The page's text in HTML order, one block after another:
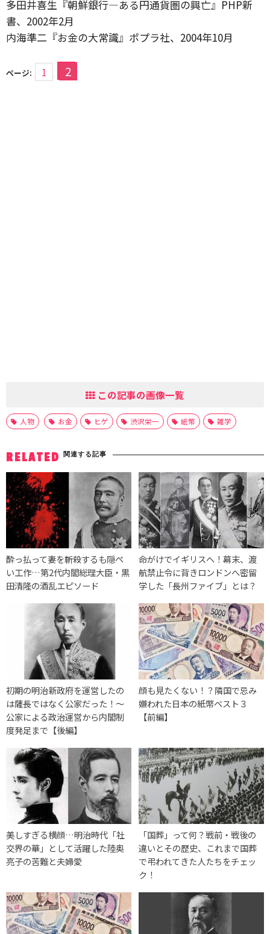
多田井喜生『朝鮮銀行―ある円通貨圏の興亡』PHP新
書、2002年2月
内海準二『お金の大常識』ポプラ社、2004年10月
ページ: 1 2
この記事の画像一覧
人物 お金 ヒゲ 渋沢栄一 紙幣 雑学
RELATED 関連する記事
酔っ払って妻を斬殺するも隠ぺ
い工作…第2代内閣総理大臣・黒
田清隆の酒乱エピソード
命がけでイギリスへ！幕末、渡
航禁止令に背きロンドンへ密留
学した「長州ファイブ」とは？
初期の明治新政府を運営したの
は薩長ではなく公家だった！～
公家による政治運営から内閣制
度発足まで【後編】
顔も見たくない！？隣国で忌み
嫌われた日本の紙幣ベスト３
【前編】
美しすぎる横顔…明治時代「社
交界の華」として活躍した陸奥
亮子の苦難と夫婦愛
「国葬」って何？戦前・戦後の
違いとその歴史、これまで国葬
で弔われてきた人たちをチェッ
ク！